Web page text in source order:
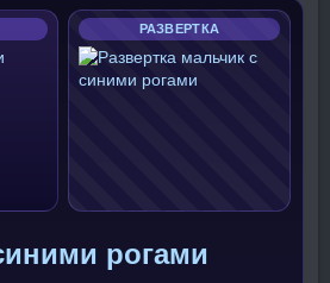
РАЗВЕРТКА
рогами